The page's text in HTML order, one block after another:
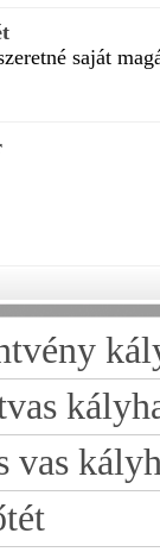
saját
vas